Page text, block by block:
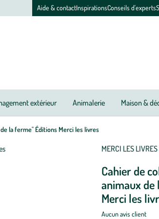
Aide & contactInspirationsConseils d'experts
extérieur Animalerie Maison &
la ferme" Éditions Merci les livres
Afficher
MERCI LES
Cahier de
animaux de
Merci les
Aucun avis client